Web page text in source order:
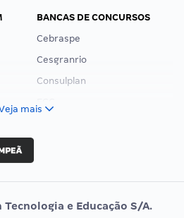
BANCAS DE CONCURSOS
Cebraspe
Cesgranrio
Consulplan
Vunesp
mais
Tecnologia e Educação S/A.